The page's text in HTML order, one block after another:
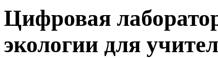
Цифровая
экологии для